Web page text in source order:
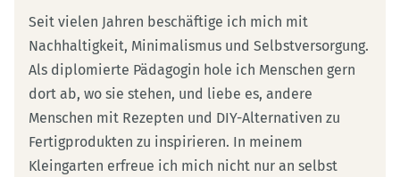
Seit vielen Jahren beschäftige ich mich mit
Nachhaltigkeit, Minimalismus und Selbstversorgung.
Als diplomierte Pädagogin hole ich Menschen gern
dort ab, wo sie stehen, und liebe es, andere
Menschen mit Rezepten und DIY-Alternativen zu
Fertigprodukten zu inspirieren. In meinem
Kleingarten erfreue ich mich nicht nur an selbst